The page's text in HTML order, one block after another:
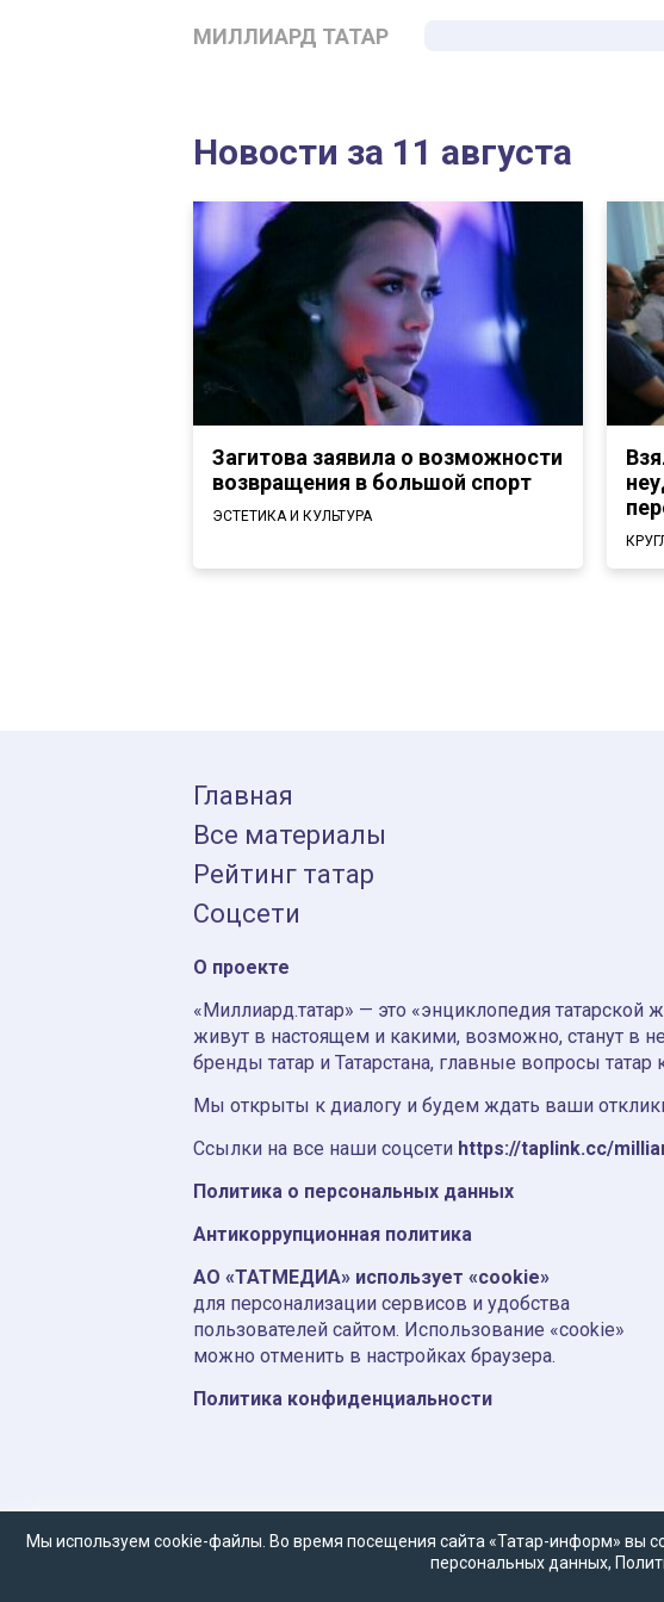
МИЛЛИАРД ТАТАР
Новости за 11 августа
Загитова заявила о возможности
возвращения в большой спорт
ЭСТЕТИКА И КУЛЬТУРА
Главная
Все материалы
Рейтинг татар
Соцсети
О проекте
«Миллиард.татар» — это «энциклопедия
живут в настоящем и какими, возможно, станут в
бренды татар и Татарстана, главные вопросы
Мы открыты к диалогу и будем ждать ваши
Ссылки на все наши соцсети https://taplink.cc/
Политика о персональных данных
Антикоррупционная политика
АО «ТАТМЕДИА» использует «cookie»
для персонализации сервисов и удобства
пользователей сайтом. Использование «cookie»
можно отменить в настройках браузера.
Политика конфиденциальности
Мы используем cookie-файлы. Во время посещения сайта «Татар-информ» вы
персональных данных,